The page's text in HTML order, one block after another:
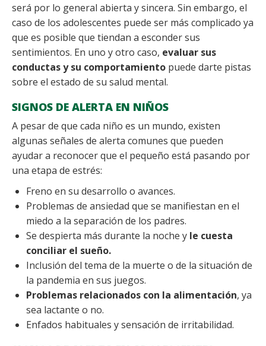
será por lo general abierta y sincera. Sin embargo, el
caso de los adolescentes puede ser más complicado ya
que es posible que tiendan a esconder sus
sentimientos. En uno y otro caso, evaluar sus
conductas y su comportamiento puede darte pistas
sobre el estado de su salud mental.
SIGNOS DE ALERTA EN NIÑOS
A pesar de que cada niño es un mundo, existen
algunas señales de alerta comunes que pueden
ayudar a reconocer que el pequeño está pasando por
una etapa de estrés:
Freno en su desarrollo o avances.
Problemas de ansiedad que se manifiestan en el
miedo a la separación de los padres.
Se despierta más durante la noche y le cuesta
conciliar el sueño.
Inclusión del tema de la muerte o de la situación de
la pandemia en sus juegos.
Problemas relacionados con la alimentación, ya
sea lactante o no.
Enfados habituales y sensación de irritabilidad.